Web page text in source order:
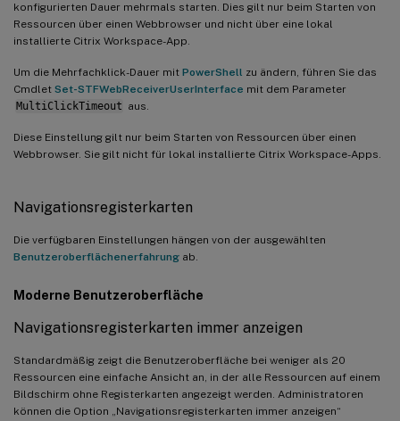
konfigurierten Dauer mehrmals starten. Dies gilt nur beim Starten von
Ressourcen über einen Webbrowser und nicht über eine lokal
installierte Citrix Workspace-App.
Um die Mehrfachklick-Dauer mit PowerShell zu ändern, führen Sie das
Cmdlet Set-STFWebReceiverUserInterface mit dem Parameter
MultiClickTimeout aus.
Diese Einstellung gilt nur beim Starten von Ressourcen über einen
Webbrowser. Sie gilt nicht für lokal installierte Citrix Workspace-Apps.
Navigationsregisterkarten
Die verfügbaren Einstellungen hängen von der ausgewählten
Benutzeroberflächenerfahrung ab.
Moderne Benutzeroberfläche
Navigationsregisterkarten immer anzeigen
Standardmäßig zeigt die Benutzeroberfläche bei weniger als 20
Ressourcen eine einfache Ansicht an, in der alle Ressourcen auf einem
Bildschirm ohne Registerkarten angezeigt werden. Administratoren
können die Option „Navigationsregisterkarten immer anzeigen“